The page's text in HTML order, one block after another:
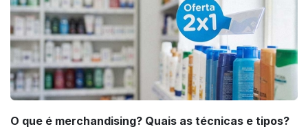
O que é merchandising? Quais as técnicas e tipos?